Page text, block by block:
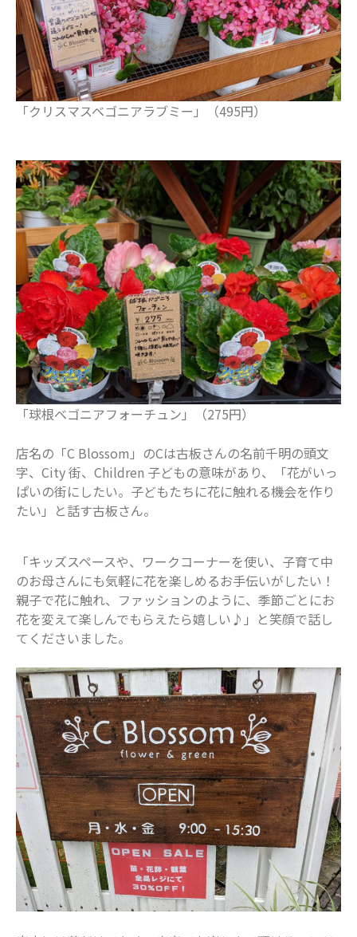
2019年4月
2019年3月
カテゴリー
お仕事
地域のお店
妊娠・出産
子どもの福祉（発達障がい・知的障が
い）
家事・生活術
病院・医療
美容・ファッション
習い事
船橋で活躍するママ
赤ちゃん・育児
食育
「クリスマスベゴニアラブミー」（495円）
「球根ベゴニアフォーチュン」（275円）
店名の「C Blossom」のCは古板さんの名前千明の頭文
字、City 街、Children 子どもの意味があり、「花がいっ
ぱいの街にしたい。子どもたちに花に触れる機会を作り
たい」と話す古板さん。
「キッズスペースや、ワークコーナーを使い、子育て中
のお母さんにも気軽に花を楽しめるお手伝いがしたい！
親子で花に触れ、ファッションのように、季節ごとにお
花を変えて楽しんでもらえたら嬉しい♪」と笑顔で話し
てくださいました。